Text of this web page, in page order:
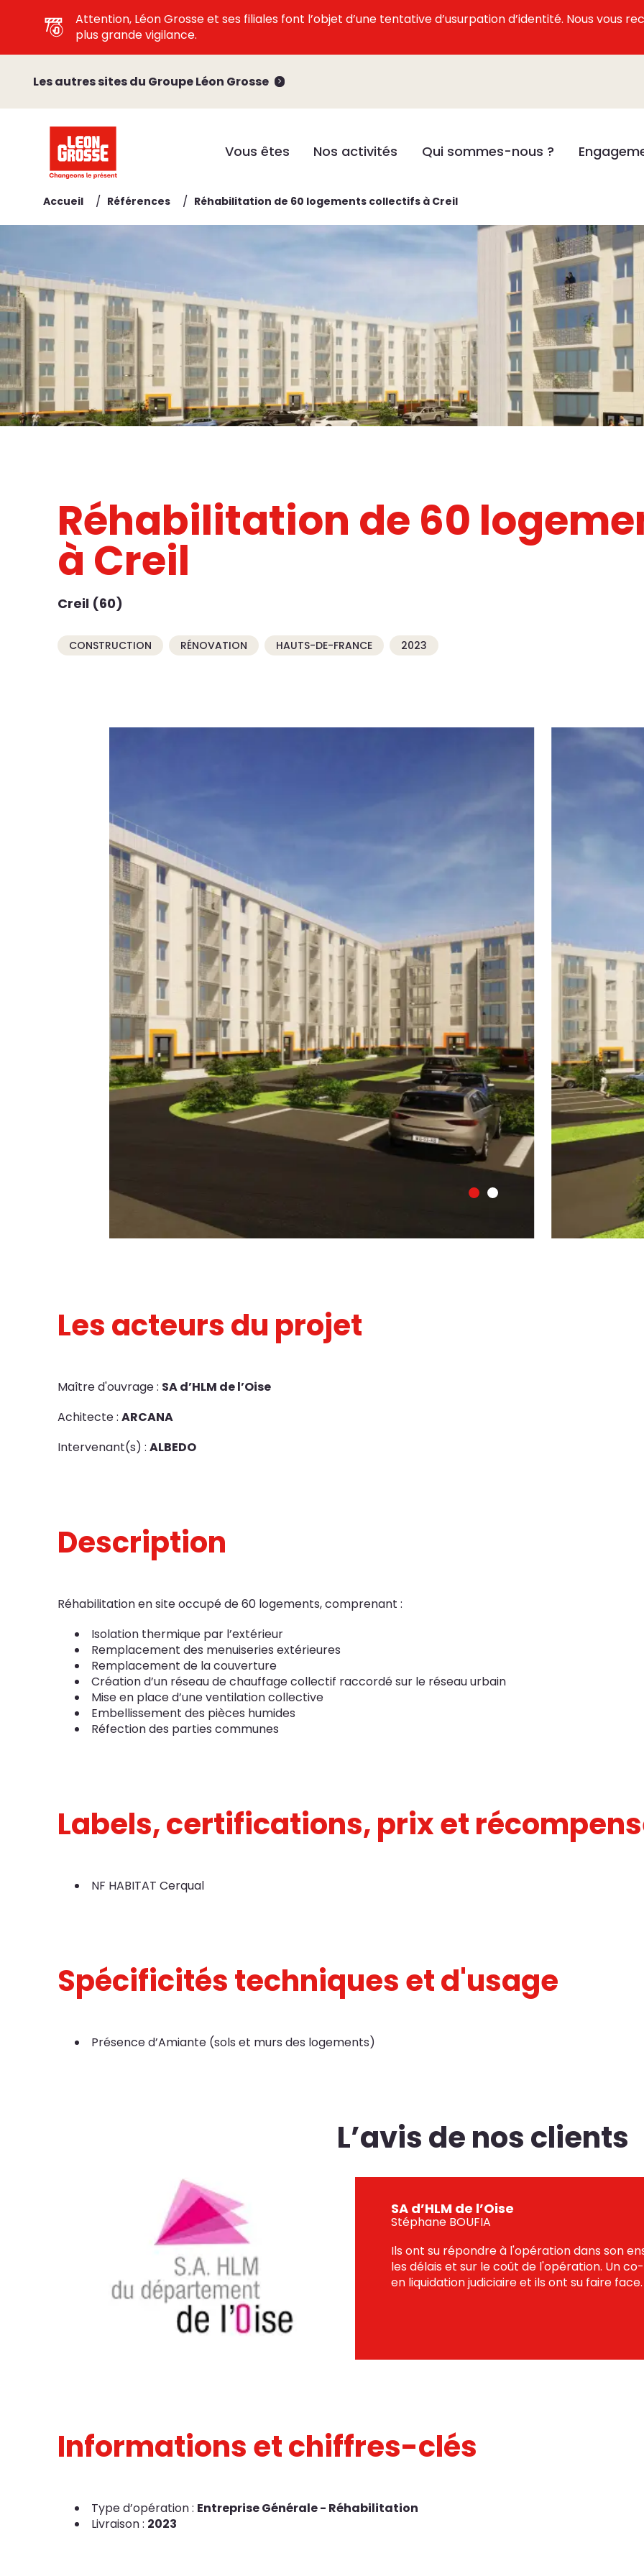
Attention, Léon Grosse et ses filiales font l’objet d’une tentative d’usurpation d’identité. Nous vous
plus grande vigilance.
Les autres sites du Groupe Léon Grosse
Vous êtes Nos activités Qui sommes-nous ?
Accueil / Références / Réhabilitation de 60 logements collectifs à Creil
Réhabilitation de 60
à Creil
Creil (60)
CONSTRUCTION RÉNOVATION HAUTS-DE-FRANCE 2023
Les acteurs du projet
Maître d'ouvrage : SA d’HLM de l’Oise
Achitecte : ARCANA
Intervenant(s) : ALBEDO
Description
Réhabilitation en site occupé de 60 logements, comprenant :
Isolation thermique par l’extérieur
Remplacement des menuiseries extérieures
Remplacement de la couverture
Création d’un réseau de chauffage collectif raccordé sur le réseau urbain
Mise en place d’une ventilation collective
Embellissement des pièces humides
Réfection des parties communes
Labels, certifications, prix et
NF HABITAT Cerqual
Spécificités techniques et d'usage
Présence d’Amiante (sols et murs des logements)
L’avis de nos clients
SA d’HLM de l’Oise
Stéphane BOUFIA
Ils ont su répondre à l'opération dans son
les délais et sur le coût de l'opération. Un
en liquidation judiciaire et ils ont su faire face.
Informations et chiffres-clés
Type d’opération : Entreprise Générale - Réhabilitation
Livraison : 2023